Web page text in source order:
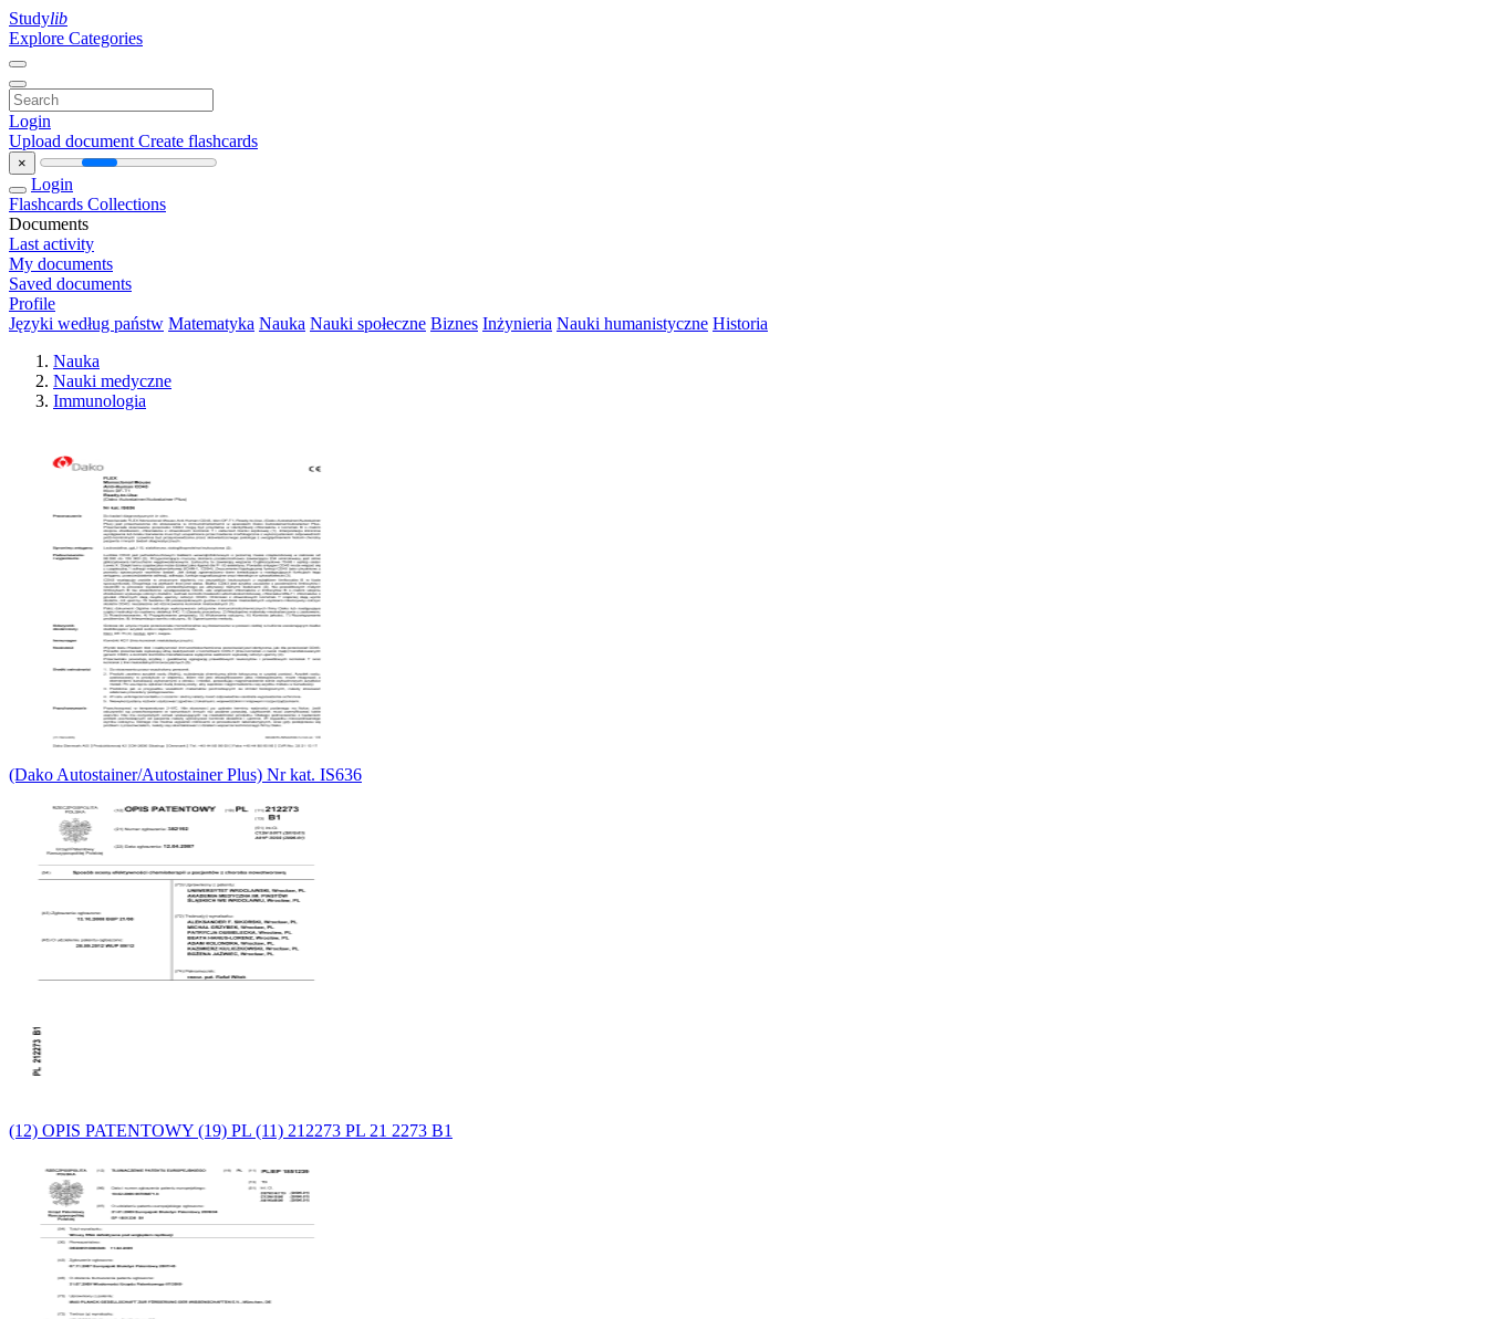
Studylib
Explore Categories
Login
Upload document Create flashcards
×
Login
Flashcards Collections
Documents
Last activity
My documents
Saved documents
Profile
Języki według państw Matematyka Nauka Nauki społeczne Biznes Inżynieria Nauki humanistyczne Historia
Nauka
Nauki medyczne
Immunologia
(Dako Autostainer/Autostainer Plus) Nr kat. IS636
(12) OPIS PATENTOWY (19) PL (11) 212273 PL 21 2273 B1